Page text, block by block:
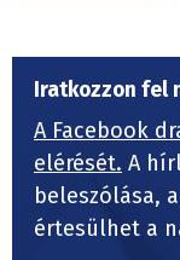
Iratkozzon fel
A Facebook
elérését. A
beleszólása,
értesülhet a